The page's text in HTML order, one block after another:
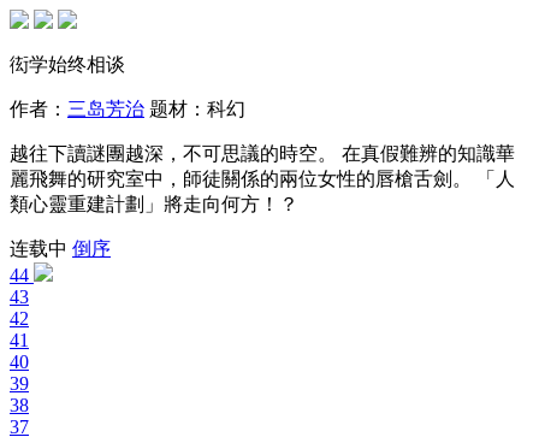
衒学始终相谈
作者： 三岛芳治 题材： 科幻
越往下讀謎團越深，不可思議的時空。 在真假難辨的知識華
麗飛舞的研究室中，師徒關係的兩位女性的唇槍舌劍。 「人
類心靈重建計劃」將走向何方！？
连载中 倒序
44
43
42
41
40
39
38
37